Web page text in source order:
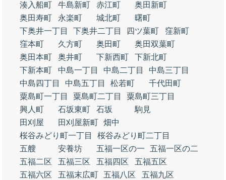
湊入船町
牛島新町 赤江町
奥田新町
奥田寿町
永楽町 城北町
曙町
下奥井一丁目
下奥井二丁目 四ツ葉町
窪新町
窪本町
久方町 奥田町
奥田双葉町
奥田本町
奥井町 下新西町
下新北町
下新本町
中島一丁目 中島二丁目
中島三丁目
中島四丁目
中島五丁目 松若町
千代田町
粟島町一丁目
粟島町二丁目
粟島町三丁目
興人町
石坂東町 石坂
駒見
田刈屋
田刈屋新町 畑中
桜谷みどり町一丁目
桜谷みどり町二丁目
五艘
安養坊 五福一区の一
五福一区の二
五福二区
五福三区 五福四区
五福五区
五福六区
五福末広町 五福八区
五福九区